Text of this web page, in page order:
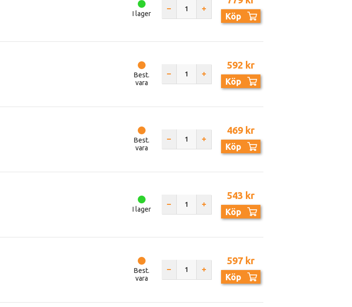
I lager Köp
Best.
vara
592 kr
Köp
Best.
vara
469 kr
Köp
I lager
543 kr
Köp
Best.
vara
597 kr
Köp